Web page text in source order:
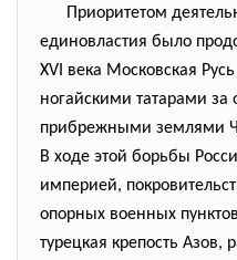
Приоритетом
единовластия было
XVI века Московская
ногайскими татарами
прибрежными землями
В ходе этой борьбы
империей,
опорных военных
турецкая крепость Азов,